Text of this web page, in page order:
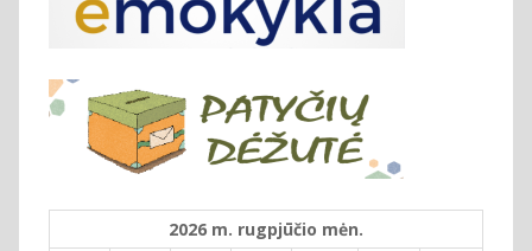
2026 m. rugpjūčio mėn.